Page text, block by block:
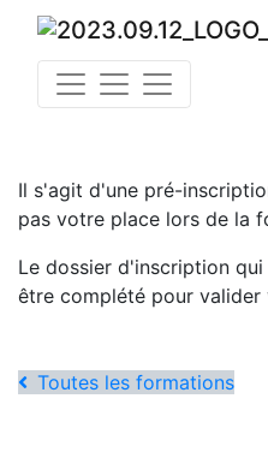
Il s'agit d'une pré-
pas votre place lors de la
Le dossier d'inscription
être complété pour
Toutes les formations